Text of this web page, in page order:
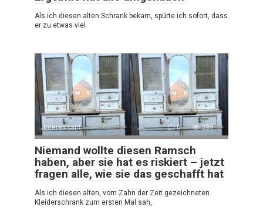
Als ich diesen alten Schrank bekam, spürte ich sofort, dass
er zu etwas viel
Interessant 0 399
Niemand wollte diesen Ramsch
haben, aber sie hat es riskiert – jetzt
fragen alle, wie sie das geschafft hat
Als ich diesen alten, vom Zahn der Zeit gezeichneten
Kleiderschrank zum ersten Mal sah,